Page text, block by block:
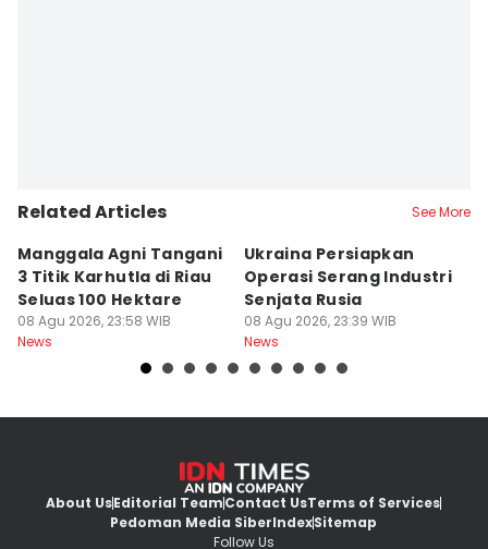
Related Articles See More
Manggala Agni Tangani
3 Titik Karhutla di Riau
Seluas 100 Hektare
08 Agu 2026, 23:58 WIB
News
Ukraina Persiapkan
Operasi Serang Industri
Senjata Rusia
08 Agu 2026, 23:39 WIB
News
About UsEditorial TeamContact UsTerms of Services
Pedoman Media SiberIndexSitemap
Follow Us